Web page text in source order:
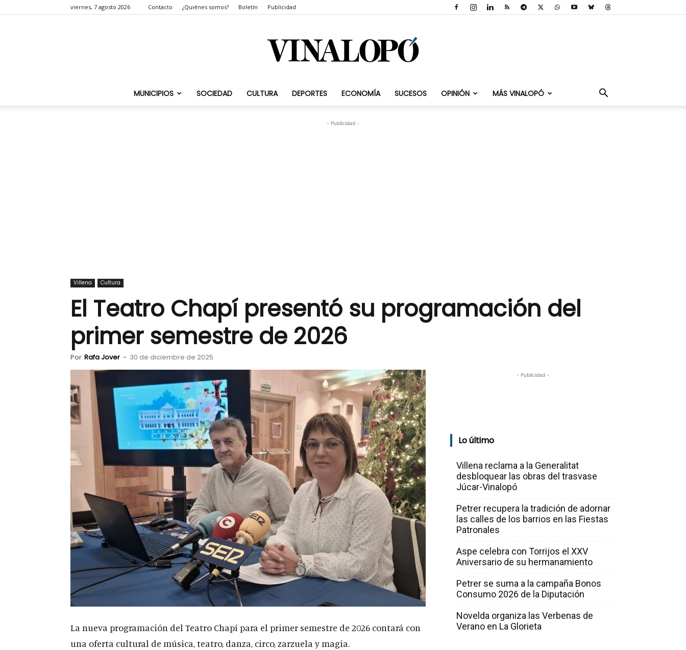
viernes, 7 agosto 2026 Contacto ¿Quiénes somos? Boletín Publicidad
Vinalopó.com
MUNICIPIOS SOCIEDAD CULTURA DEPORTES ECONOMÍA SUCESOS OPINIÓN MÁS VINALOPÓ
- Publicidad -
Villena Cultura
El Teatro Chapí presentó su programación del
primer semestre de 2026
Por Rafa Jover - 30 de diciembre de 2025
La nueva programación del Teatro Chapí para el primer semestre de 2026 contará con
una oferta cultural de música, teatro, danza, circo, zarzuela y magia.
- Publicidad -
Lo último
Villena reclama a la Generalitat
desbloquear las obras del trasvase
Júcar-Vinalopó
Petrer recupera la tradición de adornar
las calles de los barrios en las Fiestas
Patronales
Aspe celebra con Torrijos el XXV
Aniversario de su hermanamiento
Petrer se suma a la campaña Bonos
Consumo 2026 de la Diputación
Novelda organiza las Verbenas de
Verano en La Glorieta